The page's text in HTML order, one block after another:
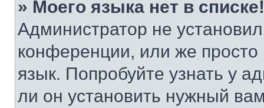
» Моего языка нет в списке!
Администратор не
конференции, или же
язык. Попробуйте узнать у
ли он установить нужный